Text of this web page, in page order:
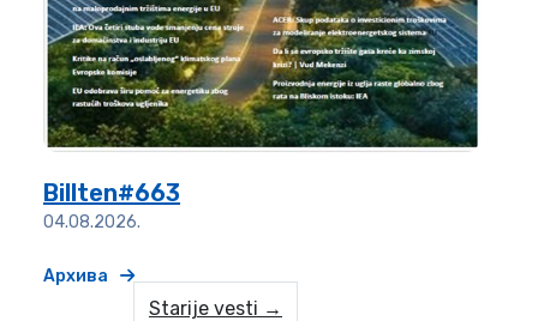
Billten#663
04.08.2026.
Архива
Starije vesti →